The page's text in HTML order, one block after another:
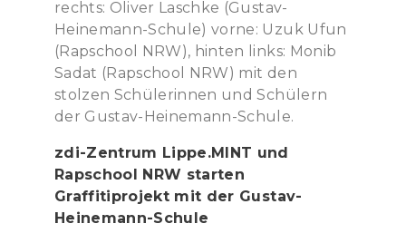
rechts: Oliver Laschke (Gustav-
Heinemann-Schule) vorne: Uzuk Ufun
(Rapschool NRW), hinten links: Monib
Sadat (Rapschool NRW) mit den
stolzen Schülerinnen und Schülern
der Gustav-Heinemann-Schule.
zdi-Zentrum Lippe.MINT und
Rapschool NRW starten
Graffitiprojekt mit der Gustav-
Heinemann-Schule